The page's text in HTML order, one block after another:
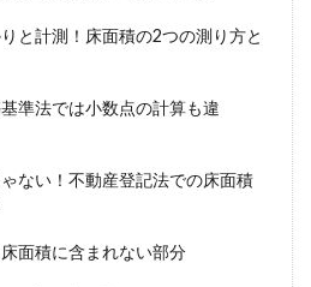
でワイヤレス通信
」という言葉を聞いたことがあるでし
と計測！床面積の2つの測り方と
準法では小数点の計算も違
ない！不動産登記法での床面積
面積に含まれない部分